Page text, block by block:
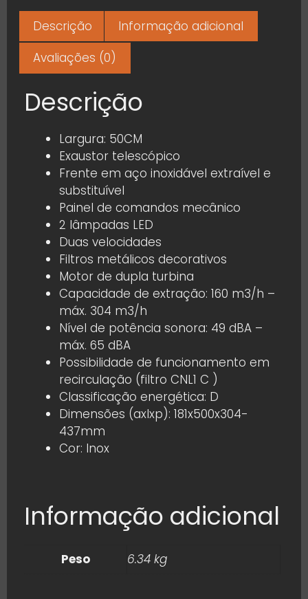
Descrição
Informação adicional
Avaliações (0)
Descrição
Largura: 50CM
Exaustor telescópico
Frente em aço inoxidável extraível e
substituível
Painel de comandos mecânico
2 lâmpadas LED
Duas velocidades
Filtros metálicos decorativos
Motor de dupla turbina
Capacidade de extração: 160 m3/h –
máx. 304 m3/h
Nível de potência sonora: 49 dBA –
máx. 65 dBA
Possibilidade de funcionamento em
recirculação (filtro CNL1 C )
Classificação energética: D
Dimensões (axlxp): 181x500x304-
437mm
Cor: Inox
Informação adicional
Peso 6.34 kg